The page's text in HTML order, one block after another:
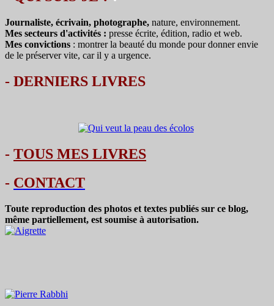
Journaliste, écrivain, photographe, nature, environnement.
Mes secteurs d'activités : presse écrite, édition, radio et web.
Mes convictions : montrer la beauté du monde pour donner envie
de le préserver vite, car il y a urgence.
- DERNIERS LIVRES
- TOUS MES LIVRES
- CONTACT
Toute reproduction des photos et textes publiés sur ce blog,
même partiellement, est soumise à autorisation.